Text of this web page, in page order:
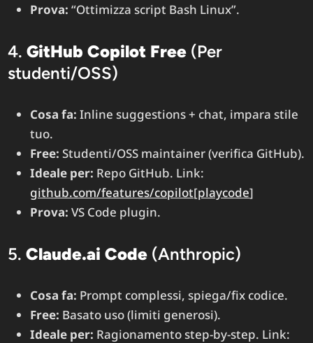
Prova: “Ottimizza script Bash Linux”.
4.GitHub Copilot Free (Per
studenti/OSS)
Cosa fa: Inline suggestions + chat, impara stile
tuo.
Free: Studenti/OSS maintainer (verifica GitHub).
Ideale per: Repo GitHub. Link:
github.com/features/copilot[playcode]​
Prova: VS Code plugin.
5.Claude.ai Code (Anthropic)
Cosa fa: Prompt complessi, spiega/fix codice.
Free: Basato uso (limiti generosi).
Ideale per: Ragionamento step-by-step. Link: